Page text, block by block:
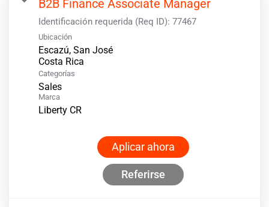
B2B Finance Associate Manager
Identificación requerida (Req ID): 77467
Ubicación
Escazú, San José
Categorías
Sales
Marca
Liberty CR
Aplicar ahora
Referirse